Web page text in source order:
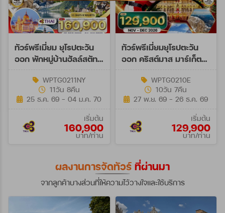
ทัวร์พรีเมี่ยม ยุโรปตะวัน
ออก พักหมู่บ้านฮัลล์สตัทท์
26 - 04 JAN 27 NY
WPTG0211NY
11วัน 8คืน
25 ธ.ค. 69 - 04 ม.ค. 70
เริ่มต้น
160,900
บาท/ท่าน
ทัวร์พรีเมี่ยมยุโรปตะวัน
ออก คริสต์มาส มาร์เก็ต
DEC 26 WPTG0210E
10วัน 7คืน
27 พ.ย. 69 - 26 ธ.ค. 69
เริ่มต้น
129,900
บาท/ท่าน
ผลงานการจัดทัวร์ ที่ผ่านมา
จากลูกค้าบางส่วนที่ให้ความไว้วางใจและใช้บริการ